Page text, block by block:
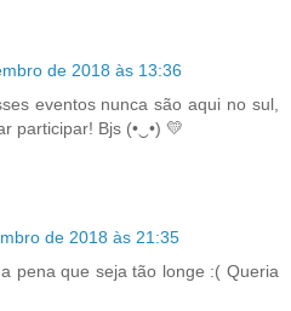
de 2018 às 13:36
eventos nunca são aqui no sul,
participar! Bjs (•‿•) 💛
de 2018 às 21:35
pena que seja tão longe :( Queria